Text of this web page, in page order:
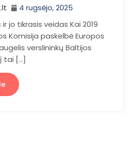
4 rugsėjo, 2025
jo tikrasis veidas Kai 2019
Komisija paskelbė Europos
verslininkų Baltijos
tai […]